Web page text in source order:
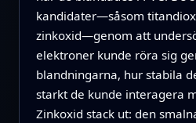
kandidater—såsom
zinkoxid—genom att
elektroner kunde röra sig
blandningarna, hur stabila
starkt de kunde interagera
Zinkoxid stack ut: den